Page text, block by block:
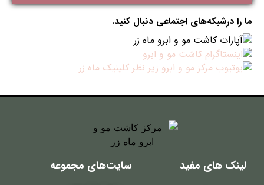
ما را درشبکه‌های اجتماعی دنبال کنید.
لینک های مفید سایت‌های مجموعه